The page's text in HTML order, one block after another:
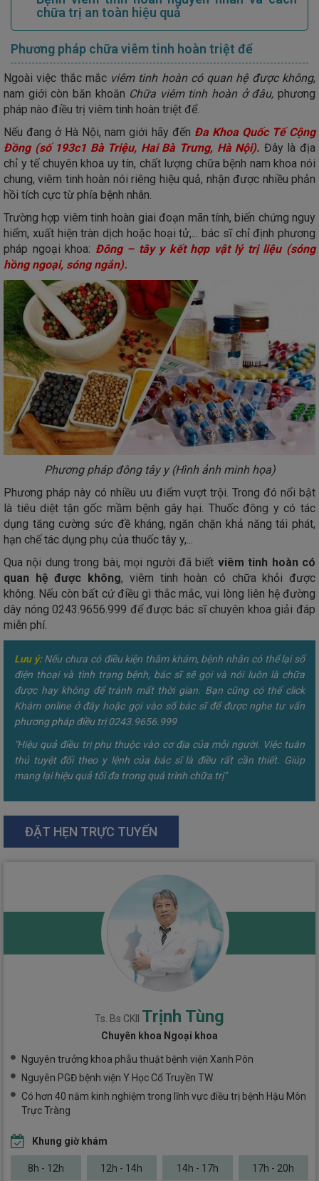
chữa trị an toàn hiệu quả
Phương pháp chữa viêm tinh hoàn triệt để
Ngoài việc thắc mắc viêm tinh hoàn có quan hệ được không,
nam giới còn băn khoăn Chữa viêm tinh hoàn ở đâu, phương
pháp nào điều trị viêm tinh hoàn triệt để.
Nếu đang ở Hà Nội, nam giới hãy đến Đa Khoa Quốc Tế Cộng
Đồng (số 193c1 Bà Triệu, Hai Bà Trưng, Hà Nội). Đây là địa
chỉ y tế chuyên khoa uy tín, chất lượng chữa bệnh nam khoa nói
chung, viêm tinh hoàn nói riêng hiệu quả, nhận được nhiều phản
hồi tích cực từ phía bệnh nhân.
Trường hợp viêm tinh hoàn giai đoạn mãn tính, biến chứng nguy
hiểm, xuất hiện tràn dịch hoặc hoại tử,... bác sĩ chỉ định phương
pháp ngoại khoa: Đông – tây y kết hợp vật lý trị liệu (sóng
hồng ngoại, sóng ngắn).
Phương pháp đông tây y (Hình ảnh minh họa)
Phương pháp này có nhiều ưu điểm vượt trội. Trong đó nổi bật
là tiêu diệt tận gốc mầm bệnh gây hại. Thuốc đông y có tác
dụng tăng cường sức đề kháng, ngăn chặn khả năng tái phát,
hạn chế tác dụng phụ của thuốc tây y,...
Qua nội dung trong bài, mọi người đã biết viêm tinh hoàn có
quan hệ được không, viêm tinh hoàn có chữa khỏi được
không. Nếu còn bất cứ điều gì thắc mắc, vui lòng liên hệ đường
dây nóng 0243.9656.999 để được bác sĩ chuyên khoa giải đáp
miễn phí.
Lưu ý:Nếu chưa có điều kiện thăm khám, bệnh nhân có thể lại số
điện thoại và tình trạng bệnh, bác sĩ sẽ gọi và nói luôn là chữa
được hay không để tránh mất thời gian. Bạn cũng có thể click
Khám online ở đây hoặc gọi vào số bác sĩ để được nghe tư vấn
phương pháp điều trị 0243.9656.999
"Hiệu quả điều trị phụ thuộc vào cơ địa của mỗi người. Việc tuân
thủ tuyệt đối theo y lệnh của bác sĩ là điều rất cần thiết. Giúp
mang lại hiệu quả tối đa trong quá trình chữa trị"
ĐẶT HẸN TRỰC TUYẾN
Ts. Bs CKII Trịnh Tùng
Chuyên khoa Ngoại khoa
Nguyên trưởng khoa phẫu thuật bệnh viện Xanh Pôn
Nguyên PGĐ bệnh viện Y Học Cổ Truyền TW
Có hơn 40 năm kinh nghiệm trong lĩnh vực điều trị bệnh Hậu Môn
Trực Tràng
Khung giờ khám
8h - 12h 12h - 14h 14h - 17h 17h - 20h